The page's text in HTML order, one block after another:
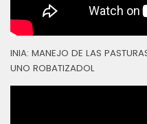
INIA: MANEJO DE LAS
UNO ROBATIZADOL